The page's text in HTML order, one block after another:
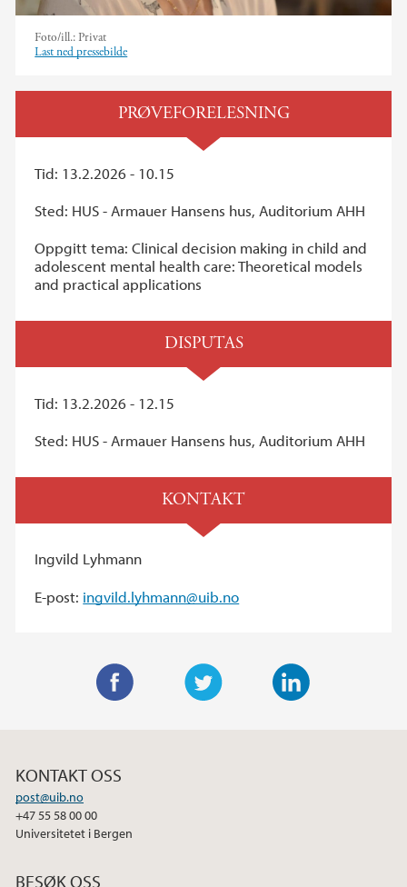
Foto/ill.: Privat
Last ned pressebilde
PRØVEFORELESNING
Tid: 13.2.2026 - 10.15
Sted: HUS - Armauer Hansens hus, Auditorium AHH
Oppgitt tema: Clinical decision making in child and
adolescent mental health care: Theoretical models
and practical applications
DISPUTAS
Tid: 13.2.2026 - 12.15
Sted: HUS - Armauer Hansens hus, Auditorium AHH
KONTAKT
Ingvild Lyhmann
E-post: ingvild.lyhmann@uib.no
e
o
k
KONTAKT OSS
post@uib.no
+47 55 58 00 00
Universitetet i Bergen
BESØK OSS